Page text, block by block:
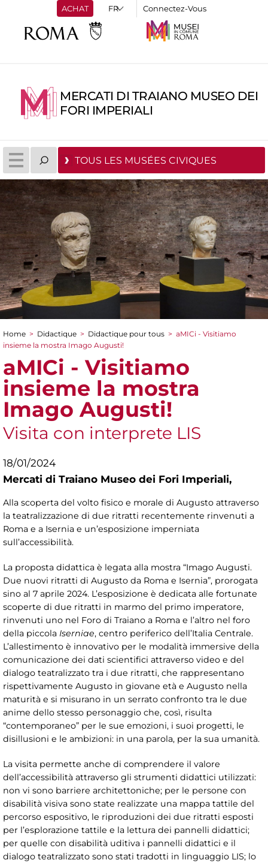
ACHAT Connectez-Vous
MERCATI DI TRAIANO MUSEO DEI
FORI IMPERIALI
TOUS LES MUSÉES CIVIQUES
You are here
Home > Didactique > Didactique pour tous > aMICi - Visitiamo
insieme la mostra Imago Augusti!
aMICi - Visitiamo
insieme la mostra
Imago Augusti!
Visita con interprete LIS
18/01/2024
Mercati di Traiano Museo dei Fori Imperiali,
Alla scoperta del volto fisico e morale di Augusto attraverso
la teatralizzazione di due ritratti recentemente rinvenuti a
Roma e a Isernia e un’esposizione imperniata
sull’accessibilità.
La proposta didattica è legata alla mostra “Imago Augusti.
Due nuovi ritratti di Augusto da Roma e Isernia”, prorogata
sino al 7 aprile 2024. L’esposizione è dedicata alle fortunate
scoperte di due ritratti in marmo del primo imperatore,
rinvenuti uno nel Foro di Traiano a Roma e l’altro nel foro
della piccola Iserniae, centro periferico dell’Italia Centrale.
L’allestimento è innovativo per le modalità immersive della
comunicazione dei dati scientifici attraverso video e del
dialogo teatralizzato tra i due ritratti, che rappresentano
rispettivamente Augusto in giovane età e Augusto nella
maturità e si misurano in un serrato confronto tra le due
anime dello stesso personaggio che, così, risulta
“contemporaneo” per le sue emozioni, i suoi progetti, le
disillusioni e le ambizioni: in una parola, per la sua umanità.
La visita permette anche di comprendere il valore
dell’accessibilità attraverso gli strumenti didattici utilizzati:
non vi sono barriere architettoniche; per le persone con
disabilità visiva sono state realizzate una mappa tattile del
percorso espositivo, le riproduzioni dei due ritratti esposti
per l’esplorazione tattile e la lettura dei pannelli didattici;
per quelle con disabilità uditiva i pannelli didattici e il
dialogo teatralizzato sono stati tradotti in linguaggio LIS; lo